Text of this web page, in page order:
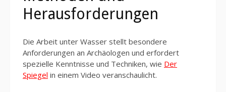
Herausforderungen
Die Arbeit unter Wasser stellt besondere
Anforderungen an Archäologen und erfordert
spezielle Kenntnisse und Techniken, wie Der
Spiegel in einem Video veranschaulicht.